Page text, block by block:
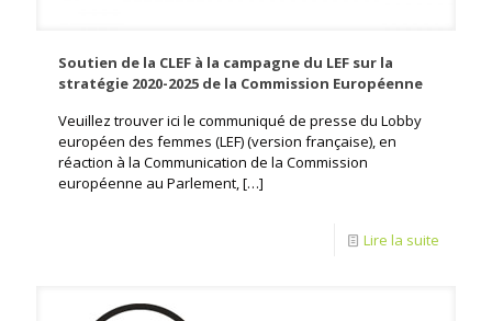
Soutien de la CLEF à la campagne du LEF sur la
stratégie 2020-2025 de la Commission Européenne
Veuillez trouver ici le communiqué de presse du Lobby
européen des femmes (LEF) (version française), en
réaction à la Communication de la Commission
européenne au Parlement,[…]
Lire la suite